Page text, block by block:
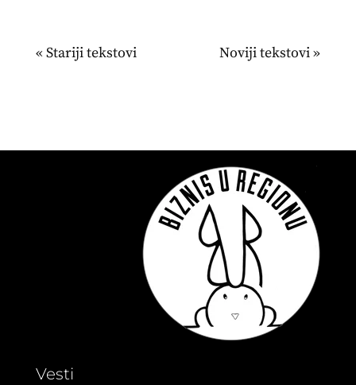
« Stariji unosi Sledeći unosi »
Vesti